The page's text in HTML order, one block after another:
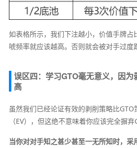
如表格所示，我们下注越小，价值手牌占
唬频率就应该越高。否则就会被对手过度
误区四：学习GTO毫无意义，因
高
虽然我们已经论证有效的剥削策略比
（EV），但这绝不意味着你应该完全摒弃
当你对对手知之甚少甚至一无所知时，采